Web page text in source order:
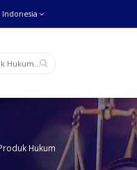
Indonesia
Hukum